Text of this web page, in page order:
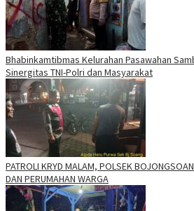
Bhabinkamtibmas Kelurahan Pasawahan
Sinergitas TNI-Polri dan Masyarakat
PATROLI KRYD MALAM, POLSEK
DAN PERUMAHAN WARGA